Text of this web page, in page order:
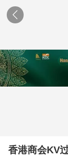
香港商会KV